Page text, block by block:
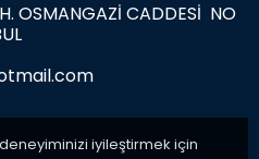
iyileştirmek için
OSMANGAZİ CADDESİ NO